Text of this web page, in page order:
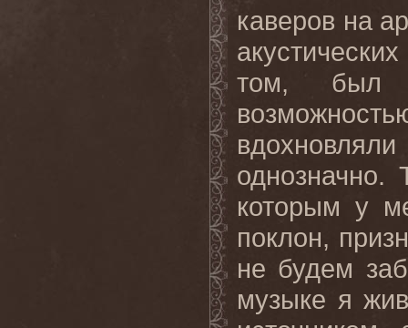
каверов на
том,
однозначно.
которым у
поклон,
не будем
музыке я